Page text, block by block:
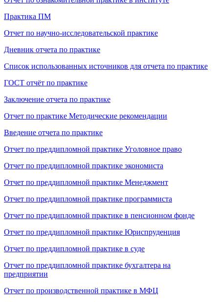
Практика ПМ
Отчет по научно-исследовательской практике
Дневник отчета по практике
Список использованных источников для отчета по практике
ГОСТ отчёт по практике
Заключение отчета по практике
Отчет по практике Методические рекомендации
Введение отчета по практике
Отчет по преддипломной практике Уголовное право
Отчет по преддипломной практике экономиста
Отчет по преддипломной практике Менеджмент
Отчет по преддипломной практике программиста
Отчет по преддипломной практике в пенсионном фонде
Отчет по преддипломной практике Юриспруденция
Отчет по преддипломной практике в суде
Отчет по преддипломной практике бухгалтера на
предприятии
Отчет по производственной практике в МФЦ